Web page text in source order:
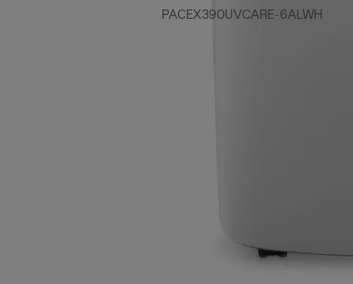
PACEX390UVCARE-6ALWH